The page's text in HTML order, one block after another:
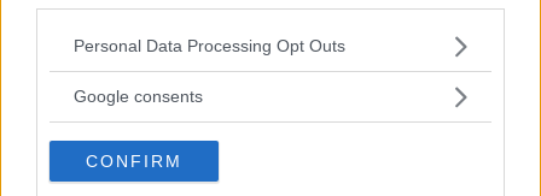
Please note that this website/app uses one or more Google
not limited to your visit or usage behaviour. You may click to
use your data for below specified purposes in below Google
consent section.
Personal Data Processing Opt Outs
Google consents
CONFIRM
Det här är en låst artikel.Logga inför
att fortsätta läsa.